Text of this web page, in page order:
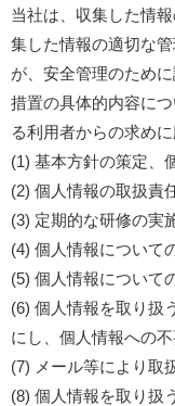
当社は、収集した情
集した情報の適切な
が、安全管理のため
措置の具体的内容に
る利用者からの求め
(1) 基本方針の策定、
(2) 個人情報の取扱責
(3) 定期的な研修の実
(4) 個人情報について
(5) 個人情報について
(6) 個人情報を取り扱
にし、個人情報への
(7) メール等により取
(8) 個人情報を取り扱